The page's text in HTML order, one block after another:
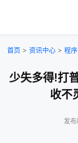
首页 > 资讯中心 > 程
少失多得!打
收不
发